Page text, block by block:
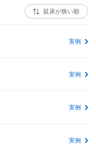
実例
実例
実例
実例